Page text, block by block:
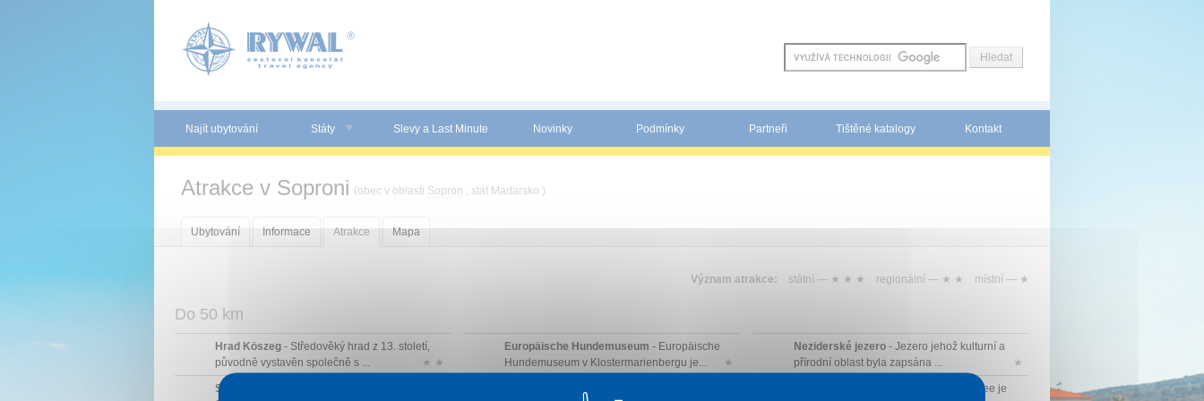
Najít ubytování Státy Slevy a Last Minute Novinky Podmínky Partneři Tištěné katalogy Kontakt
Atrakce v Soproni (obec v oblasti Sopron , stát Maďarsko )
Ubytování Informace Atrakce Mapa
Význam atrakce: státní — ★ ★ ★ regionální — ★ ★ místní — ★
Do 50 km
Hrad Köszeg - Středověký hrad z 13. století,
původně vystavěn společně s ...
★ ★
Sonnentherme Lutzmannsburg
Europäische Hundemuseum - Europäische
Hundemuseum v Klostermarienbergu je...
★
Neziderské jezero- Jezero jehož kulturní a
přírodní oblast byla zapsána ...
★
- Podersdorf am See je